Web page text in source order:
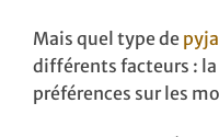
Mais quel type de
différents facteurs : la
préférences sur les